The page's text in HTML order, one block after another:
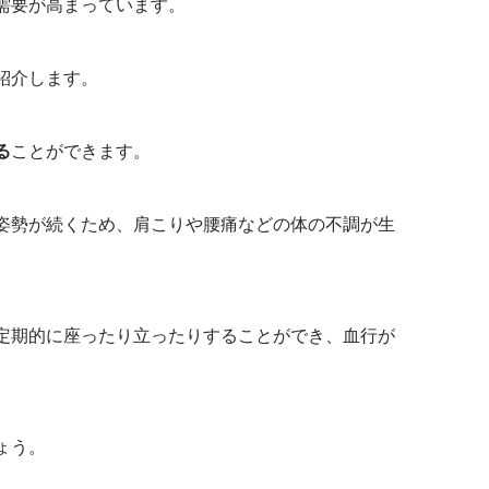
が高まっています。
します。
ことができます。
が続くため、肩こりや腰痛などの体の不調が生
的に座ったり立ったりすることができ、血行が
。